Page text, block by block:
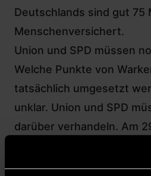
Deutschlands sind gut 75
Menschenversichert.
Union und SPD müssen
Welche Punkte von
tatsächlich umgesetzt
unklar. Union und SPD
darüber verhandeln. Am
Ministerin einen
Dieser muss vom